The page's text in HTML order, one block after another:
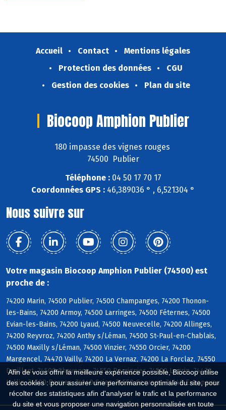
Afin de vous offrir la meilleure expérience possible, Biocoop utilise
des cookies : pour assurer une performance optimale du site, pour
récolter des statistiques afin d'analyser le trafic et la performance
du site et vous proposer une navigation personnalisée en toute
Accueil Contact
Mentions légales
Protection des données
CGU
Gestion des cookies
Plan du site
Biocoop Amphion Publier
180 impasse des vignes rouges
74500 Publier
Téléphone :04 50 17 70 17
Coordonnées GPS : 46,389036 ° , 6,521304 °
Nous suivre sur
Votre magasin Biocoop Amphion Publier (74500) est
proche de :
74200 Marin, 74500 Publier, 74500 Champanges, 74200 Thonon-
les-Bains, 74200 Armoy, 74500 Larringes, 74500 Féternes, 74500
Evian-les-Bains, 74200 Lyaud, 74500 Neuvecelle, 74200 Allinges,
74200 Reyvroz, 74200 Anthy s/Léman, 74500 St-Paul-en-Chablais,
74500 Maxilly s/Léman, 74500 Vinzier, 74550 Orcier, 74200
Margencel, 74470 Vailly, 74200 La Vernaz, 74200 La Forclaz, 74550
Draillant, 74500 Chevenoz, 74550 Perrignier, 74500 Lugrin, 74470
Lullin, 74500 Bernex, 74140 Sciez, 74550 Cervens, 74140 Excenevex